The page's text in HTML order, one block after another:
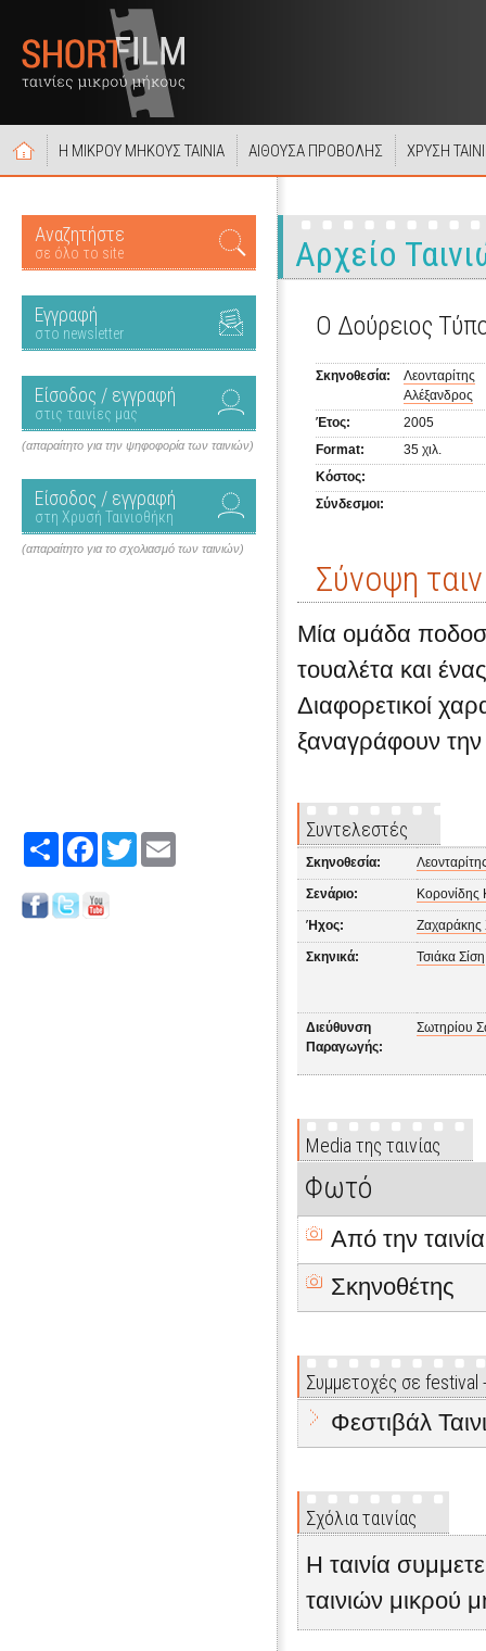
Η ΜΙΚΡΟΥ ΜΗΚΟΥΣ ΤΑΙΝΙΑ ΑΙΘΟΥΣΑ ΠΡΟΒΟΛΗΣ ΧΡΥΣΗ
Αναζητήστε
σε όλο το site
Εγγραφή
στο newsletter
Είσοδος / εγγραφή
στις ταινίες μας
(απαραίτητο για την ψηφοφορία των ταινιών)
Είσοδος / εγγραφή
στη Χρυσή Ταινιοθήκη
(απαραίτητο για το σχολιασμό των ταινιών)
Share FacebookTwitter
Αρχείο
Ο Δούρειος
Σκηνοθεσία:
Λεονταρίτης
Αλέξανδρος
Έτος:
2005
Format:
35 χιλ.
Κόστος:
Σύνδεσμοι:
Σύνοψη
Μία ομάδα
τουαλέτα και
Διαφορετικοί
ξαναγράφουν
Συντελεστές
Σκηνοθεσία:
Σενάριο: Κορονίδης
Ήχος: Ζαχαράκης
Σκηνικά: Τσιάκα Σίση
Διεύθυνση
Παραγωγής:
Σωτηρίου
Media της ταινίας
Φωτό
Από την ταινία
Σκηνοθέτης
Συμμετοχές σε
Φεστιβάλ
Σχόλια ταινίας
Η ταινία
ταινιών μικρού